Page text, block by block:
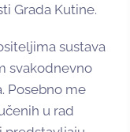
Grada Kutine.
sustava
svakodnevno
Posebno me
u rad